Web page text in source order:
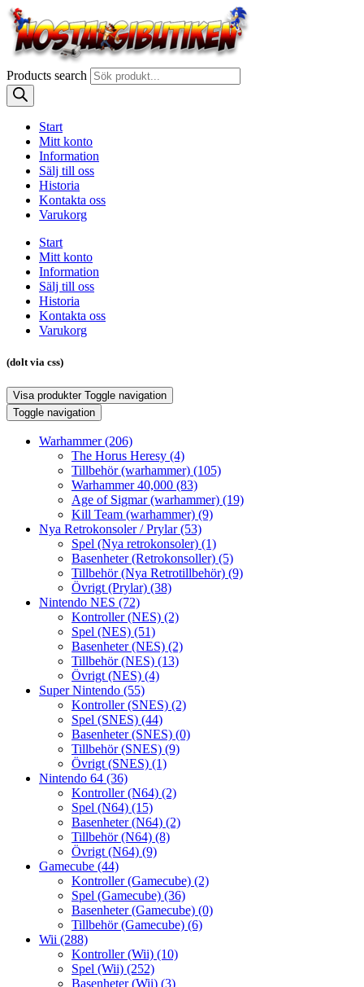
Products search
Start
Mitt konto
Information
Sälj till oss
Historia
Kontakta oss
Varukorg
Start
Mitt konto
Information
Sälj till oss
Historia
Kontakta oss
Varukorg
(dolt via css)
Visa produkter Toggle navigation
Toggle navigation
Warhammer(206)
The Horus Heresy (4)
Tillbehör (warhammer) (105)
Warhammer 40,000 (83)
Age of Sigmar (warhammer) (19)
Kill Team (warhammer) (9)
Nya Retrokonsoler / Prylar(53)
Spel (Nya retrokonsoler) (1)
Basenheter (Retrokonsoller) (5)
Tillbehör (Nya Retrotillbehör) (9)
Övrigt (Prylar) (38)
Nintendo NES (72)
Kontroller (NES) (2)
Spel (NES) (51)
Basenheter (NES) (2)
Tillbehör (NES) (13)
Övrigt (NES) (4)
Super Nintendo (55)
Kontroller (SNES) (2)
Spel (SNES) (44)
Basenheter (SNES) (0)
Tillbehör (SNES) (9)
Övrigt (SNES) (1)
Nintendo 64 (36)
Kontroller (N64) (2)
Spel (N64) (15)
Basenheter (N64) (2)
Tillbehör (N64) (8)
Övrigt (N64) (9)
Gamecube (44)
Kontroller (Gamecube) (2)
Spel (Gamecube) (36)
Basenheter (Gamecube) (0)
Tillbehör (Gamecube) (6)
Wii (288)
Kontroller (Wii) (10)
Spel (Wii) (252)
Basenheter (Wii) (3)